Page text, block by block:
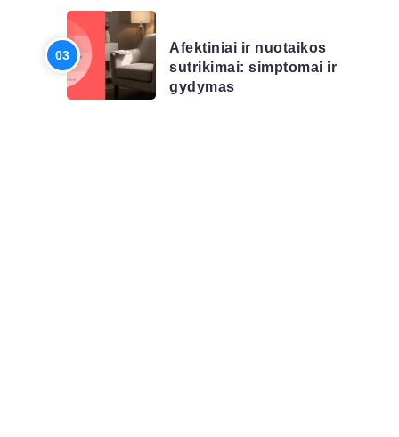
Afektiniai ir nuotaikos
sutrikimai: simptomai ir
gydymas